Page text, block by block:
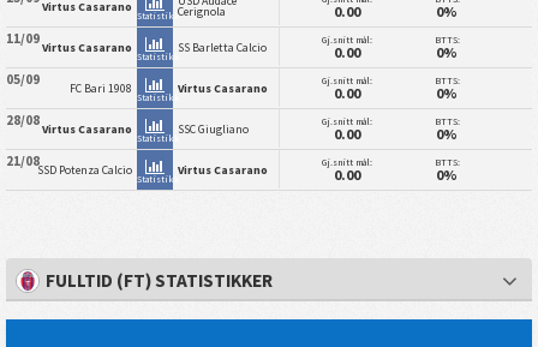
Virtus Casarano
StatistikkCerignola 0.00 0%
11/09Virtus Casarano
Statistikk
SS Barletta Calcio Gj.snitt mål:
0.00
BTTS:
0%
05/09 FC Bari 1908
Statistikk
Virtus Casarano Gj.snitt mål:
0.00
BTTS:
0%
28/08Virtus Casarano
Statistikk
SSC Giugliano Gj.snitt mål:
0.00
BTTS:
0%
21/08SSD Potenza Calcio
Statistikk
Virtus Casarano Gj.snitt mål:
0.00
BTTS:
0%
FULLTID (FT) STATISTIKKER